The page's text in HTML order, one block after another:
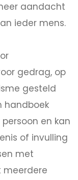
aandacht
ieder mens.
gedrag, op
gesteld
handboek
en kan
of invulling
met
meerdere